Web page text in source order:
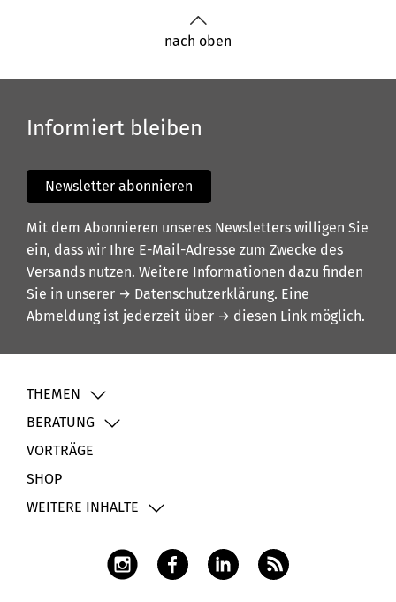
nach oben
Informiert bleiben
Newsletter abonnieren
Mit dem Abonnieren unseres Newsletters willigen Sie
ein, dass wir Ihre E-Mail-Adresse zum Zwecke des
Versands nutzen. Weitere Informationen dazu finden
Sie in unserer → Datenschutzerklärung. Eine
Abmeldung ist jederzeit über → diesen Link möglich.
THEMEN
BERATUNG
VORTRÄGE
SHOP
WEITERE INHALTE